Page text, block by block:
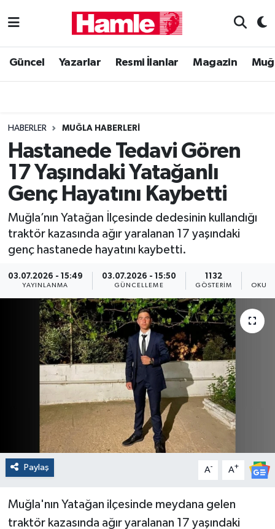
Güncel Yazarlar Resmi İlanlar Magazin
HABERLER MUĞLA HABERLERI
Hastanede Tedavi Gören
17 Yaşındaki Yatağanlı
Genç Hayatını Kaybetti
Muğla’nın Yatağan İlçesinde dedesinin kullandığı
traktör kazasında ağır yaralanan 17 yaşındaki
genç hastanede hayatını kaybetti.
03.07.2026 - 15:49
YAYINLANMA
03.07.2026 - 15:50
GÜNCELLEME
1132
GÖSTERIM
Paylaş A- A+
Muğla'nın Yatağan ilçesinde meydana gelen
traktör kazasında ağır yaralanan 17 yaşındaki
Güncel
Muğla Haber
Siyaset
Muğla Nöbetçi Eczaneler
Muğla Trafik Yoğunluk Haritası
Süper Lig Puan Durumu ve Fikstür
Tüm Manşetler
Son Dakika Haberleri